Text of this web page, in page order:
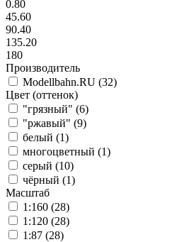
0.80
45.60
90.40
135.20
180
Производитель
Modellbahn.RU (32)
Цвет (оттенок)
"грязный" (6)
"ржавый" (9)
белый (1)
многоцветный (1)
серый (10)
чёрный (1)
Масштаб
1:160 (28)
1:120 (28)
1:87 (28)